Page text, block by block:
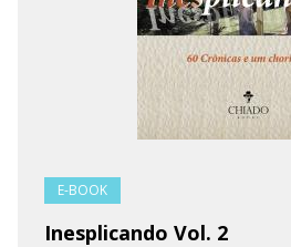
E-BOOK
Inesplicando Vol. 2